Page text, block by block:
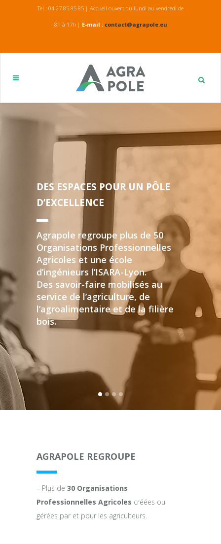
Tel : 04 27 85 85 85 | Accueil ouvert du lundi au vendredi de
8h à 17h | E-mail : contact@agrapole.eu
DES ESPACES POUR UN PÔLE
D’EXCELLENCE
Agrapole regroupe plus de 50
Organisations Professionnelles
Agricoles et une école
d’ingénieurs l’ISARA-Lyon.
Des savoir-faire mobilisés au
service de l’agriculture, de
l’agroalimentaire et de la filière
bois.
AGRAPOLE REGROUPE
– Plus de 30 Organisations
Professionnelles Agricoles créées ou
gérées par et pour les agriculteurs.